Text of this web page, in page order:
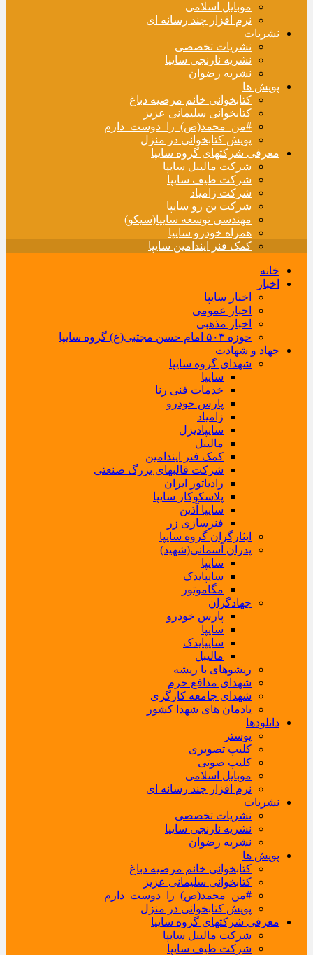
موبایل اسلامی
نرم افزار چند رسانه ای
نشریات
نشریات تخصصی
نشریه نارنجی سایپا
نشریه رضوان
پویش ها
کتابخوانی خانم مرضیه دباغ
کتابخوانی سلیمانی عزیز
#من_محمد(ص)_را_دوست_دارم
پویش کتابخوانی در منزل
معرفی شرکتهای گروه سایپا
شرکت مالیبل سایپا
شرکت طیف سایپا
شرکت زامیاد
شرکت بن رو سایپا
مهندسی توسعه سایپا(سیکو)
همراه خودرو سایپا
کمک فنر ایندامین سایپا
خانه
اخبار
اخبار سایپا
اخبار عمومی
اخبار مذهبی
حوزه ۵۰۳ امام حسن مجتبی(ع) گروه سایپا
جهاد و شهادت
شهدای گروه سایپا
سایپا
خدمات فنی رنا
پارس خودرو
زامیاد
سایپادیزل
مالیبل
کمک فنر ایندامین
شرکت قالبهای بزرگ صنعتی
رادیاتور ایران
پلاسکوکار سایپا
سایپا آذین
فنرسازی زر
ایثارگران گروه سایپا
پدران آسمانی(شهید)
سایپا
سایپایدک
مگاموتور
جهادگران
پارس خودرو
سایپا
سایپایدک
مالیبل
ریشوهای با ریشه
شهدای مدافع حرم
شهدای جامعه کارگری
یادمان های شهدا کشور
دانلودها
پوستر
کلیپ تصویری
کلیپ صوتی
موبایل اسلامی
نرم افزار چند رسانه ای
نشریات
نشریات تخصصی
نشریه نارنجی سایپا
نشریه رضوان
پویش ها
کتابخوانی خانم مرضیه دباغ
کتابخوانی سلیمانی عزیز
#من_محمد(ص)_را_دوست_دارم
پویش کتابخوانی در منزل
معرفی شرکتهای گروه سایپا
شرکت مالیبل سایپا
شرکت طیف سایپا